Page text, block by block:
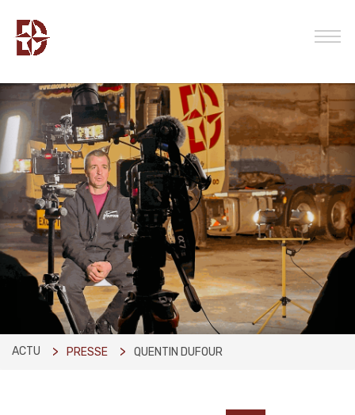
ACTU PRESSE QUENTIN DUFOUR